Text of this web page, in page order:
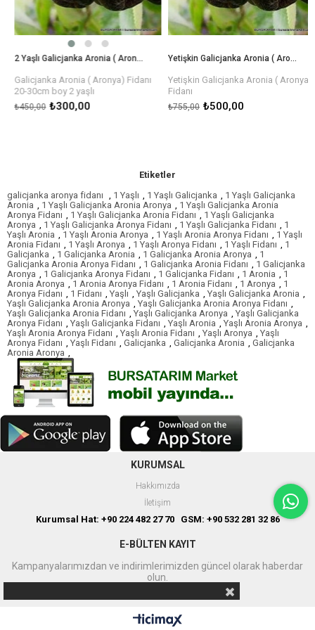
2 Yaşlı Galicjanka Aronia ( Aronya) Fidanı
Galicjanka Aronia ( Aronya) Fidanı
20-30cm boy 2 yaşlı
₺300,00
₺450,00
Yetişkin Galicjanka Aronia ( Aronya) Fidanı
Yetişkin Galicjanka Aronia ( Aronya)
Fidanı
100-120cm boy 3 yaşlı
₺500,00
₺755,00
Etiketler
galicjanka aronya fidanı , 1 Yaşlı , 1 Yaşlı Galicjanka , 1 Yaşlı Galicjanka
Aronia , 1 Yaşlı Galicjanka Aronia Aronya , 1 Yaşlı Galicjanka Aronia
Aronya Fidanı , 1 Yaşlı Galicjanka Aronia Fidanı , 1 Yaşlı Galicjanka
Aronya , 1 Yaşlı Galicjanka Aronya Fidanı , 1 Yaşlı Galicjanka Fidanı , 1
Yaşlı Aronia , 1 Yaşlı Aronia Aronya , 1 Yaşlı Aronia Aronya Fidanı , 1 Yaşlı
Aronia Fidanı , 1 Yaşlı Aronya , 1 Yaşlı Aronya Fidanı , 1 Yaşlı Fidanı , 1
Galicjanka , 1 Galicjanka Aronia , 1 Galicjanka Aronia Aronya , 1
Galicjanka Aronia Aronya Fidanı , 1 Galicjanka Aronia Fidanı , 1 Galicjanka
Aronya , 1 Galicjanka Aronya Fidanı , 1 Galicjanka Fidanı , 1 Aronia , 1
Aronia Aronya , 1 Aronia Aronya Fidanı , 1 Aronia Fidanı , 1 Aronya , 1
Aronya Fidanı , 1 Fidanı , Yaşlı , Yaşlı Galicjanka , Yaşlı Galicjanka Aronia ,
Yaşlı Galicjanka Aronia Aronya , Yaşlı Galicjanka Aronia Aronya Fidanı ,
Yaşlı Galicjanka Aronia Fidanı , Yaşlı Galicjanka Aronya , Yaşlı Galicjanka
Aronya Fidanı , Yaşlı Galicjanka Fidanı , Yaşlı Aronia , Yaşlı Aronia Aronya ,
Yaşlı Aronia Aronya Fidanı , Yaşlı Aronia Fidanı , Yaşlı Aronya , Yaşlı
Aronya Fidanı , Yaşlı Fidanı , Galicjanka , Galicjanka Aronia , Galicjanka
Aronia Aronya ,
KURUMSAL
Hakkımızda
İletişim
Kurumsal Hat: +90 224 482 27 70 GSM: +90 532 281 32 86
E-BÜLTEN KAYIT
Kampanyalarımızdan ve indirimlerimizden güncel olarak haberdar
olun.